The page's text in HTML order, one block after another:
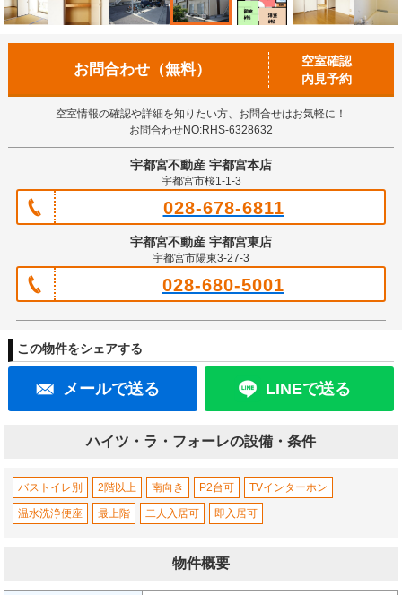
お問合わせ（無料）
空室確認
内見予約
空室情報の確認や詳細を知りたい方、お問合せはお気軽に！
お問合わせNO:RHS-6328632
宇都宮不動産 宇都宮本店
宇都宮市桜1-1-3
028-678-6811
宇都宮不動産 宇都宮東店
宇都宮市陽東3-27-3
028-680-5001
この物件をシェアする
メールで送る LINEで送る
ハイツ・ラ・フォーレの設備・条件
バストイレ別 2階以上 南向き P2台可 TVインターホン
温水洗浄便座 最上階 二人入居可 即入居可
物件概要